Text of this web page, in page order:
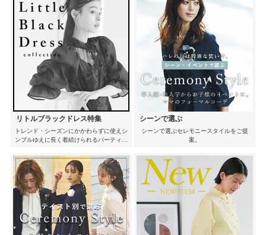
リトルブラックドレス特集
トレンド・シーズンにかかわらずに使えシ
ンプルゆえに長く着続けられるパーティー
ご紹介。
シーンで選ぶ
シーンで選ぶセレモニースタイルをご提
案。